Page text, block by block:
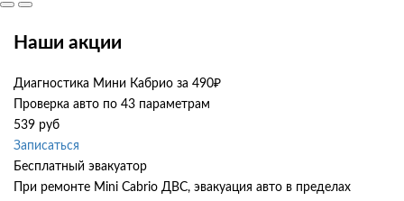
Наши акции
Диагностика Мини Кабрио за 490₽
Проверка авто по 43 параметрам
539 руб
Записаться
Бесплатный эвакуатор
При ремонте Mini Cabrio ДВС, эвакуация авто в пределах